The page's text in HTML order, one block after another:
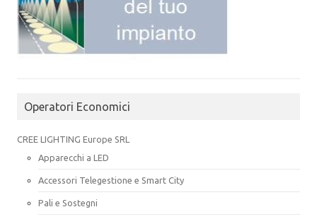
Operatori Economici
CREE LIGHTING Europe SRL
Apparecchi a LED
Accessori Telegestione e Smart City
Pali e Sostegni